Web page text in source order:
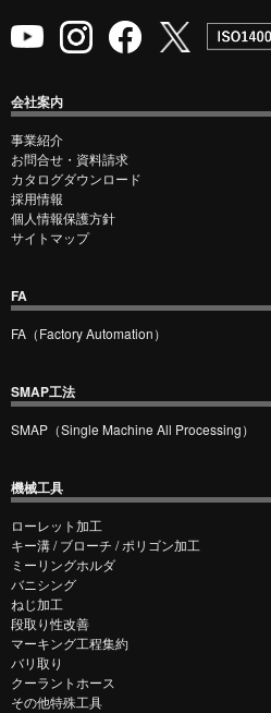
会社案内
事業紹介
お問合せ・資料請求
カタログダウンロード
採用情報
個人情報保護方針
サイトマップ
FA
FA（Factory Automation）
SMAP工法
SMAP（Single Machine All Processing）
機械工具
ローレット加工
キー溝 / ブローチ / ポリゴン加工
ミーリングホルダ
バニシング
ねじ加工
段取り性改善
マーキング工程集約
バリ取り
クーラントホース
その他特殊工具